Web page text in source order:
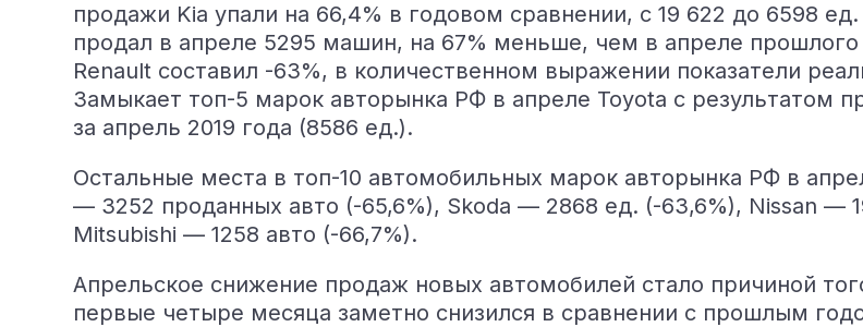
продажи Kia упали на 66,4% в годовом сравнении, с 19 622 до 6598
продал в апреле 5295 машин, на 67% меньше, чем в апреле
Renault составил -63%, в количественном выражении показатели
Замыкает топ-5 марок авторынка РФ в апреле Toyota с результатом
за апрель 2019 года (8586 ед.).
Остальные места в топ-10 автомобильных марок авторынка РФ в
— 3252 проданных авто (-65,6%), Skoda — 2868 ед. (-63,6%), Nissan —
Mitsubishi — 1258 авто (-66,7%).
Апрельское снижение продаж новых автомобилей стало причиной
первые четыре месяца заметно снизился в сравнении с прошлым